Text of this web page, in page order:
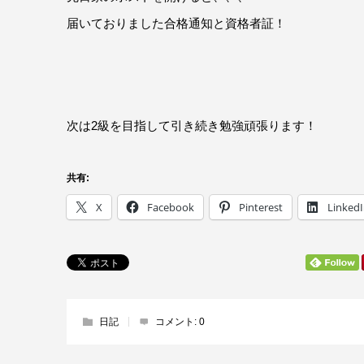
届いておりました合格通知と資格者証！
次は2級を目指して引き続き勉強頑張ります！
共有:
X Facebook Pinterest
日記 コメント: 0